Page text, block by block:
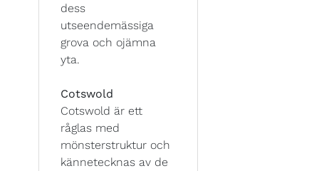
dess
utseendemässiga
grova och ojämna
yta.
Cotswold
Cotswold är ett
råglas med
mönsterstruktur och
kännetecknas av de